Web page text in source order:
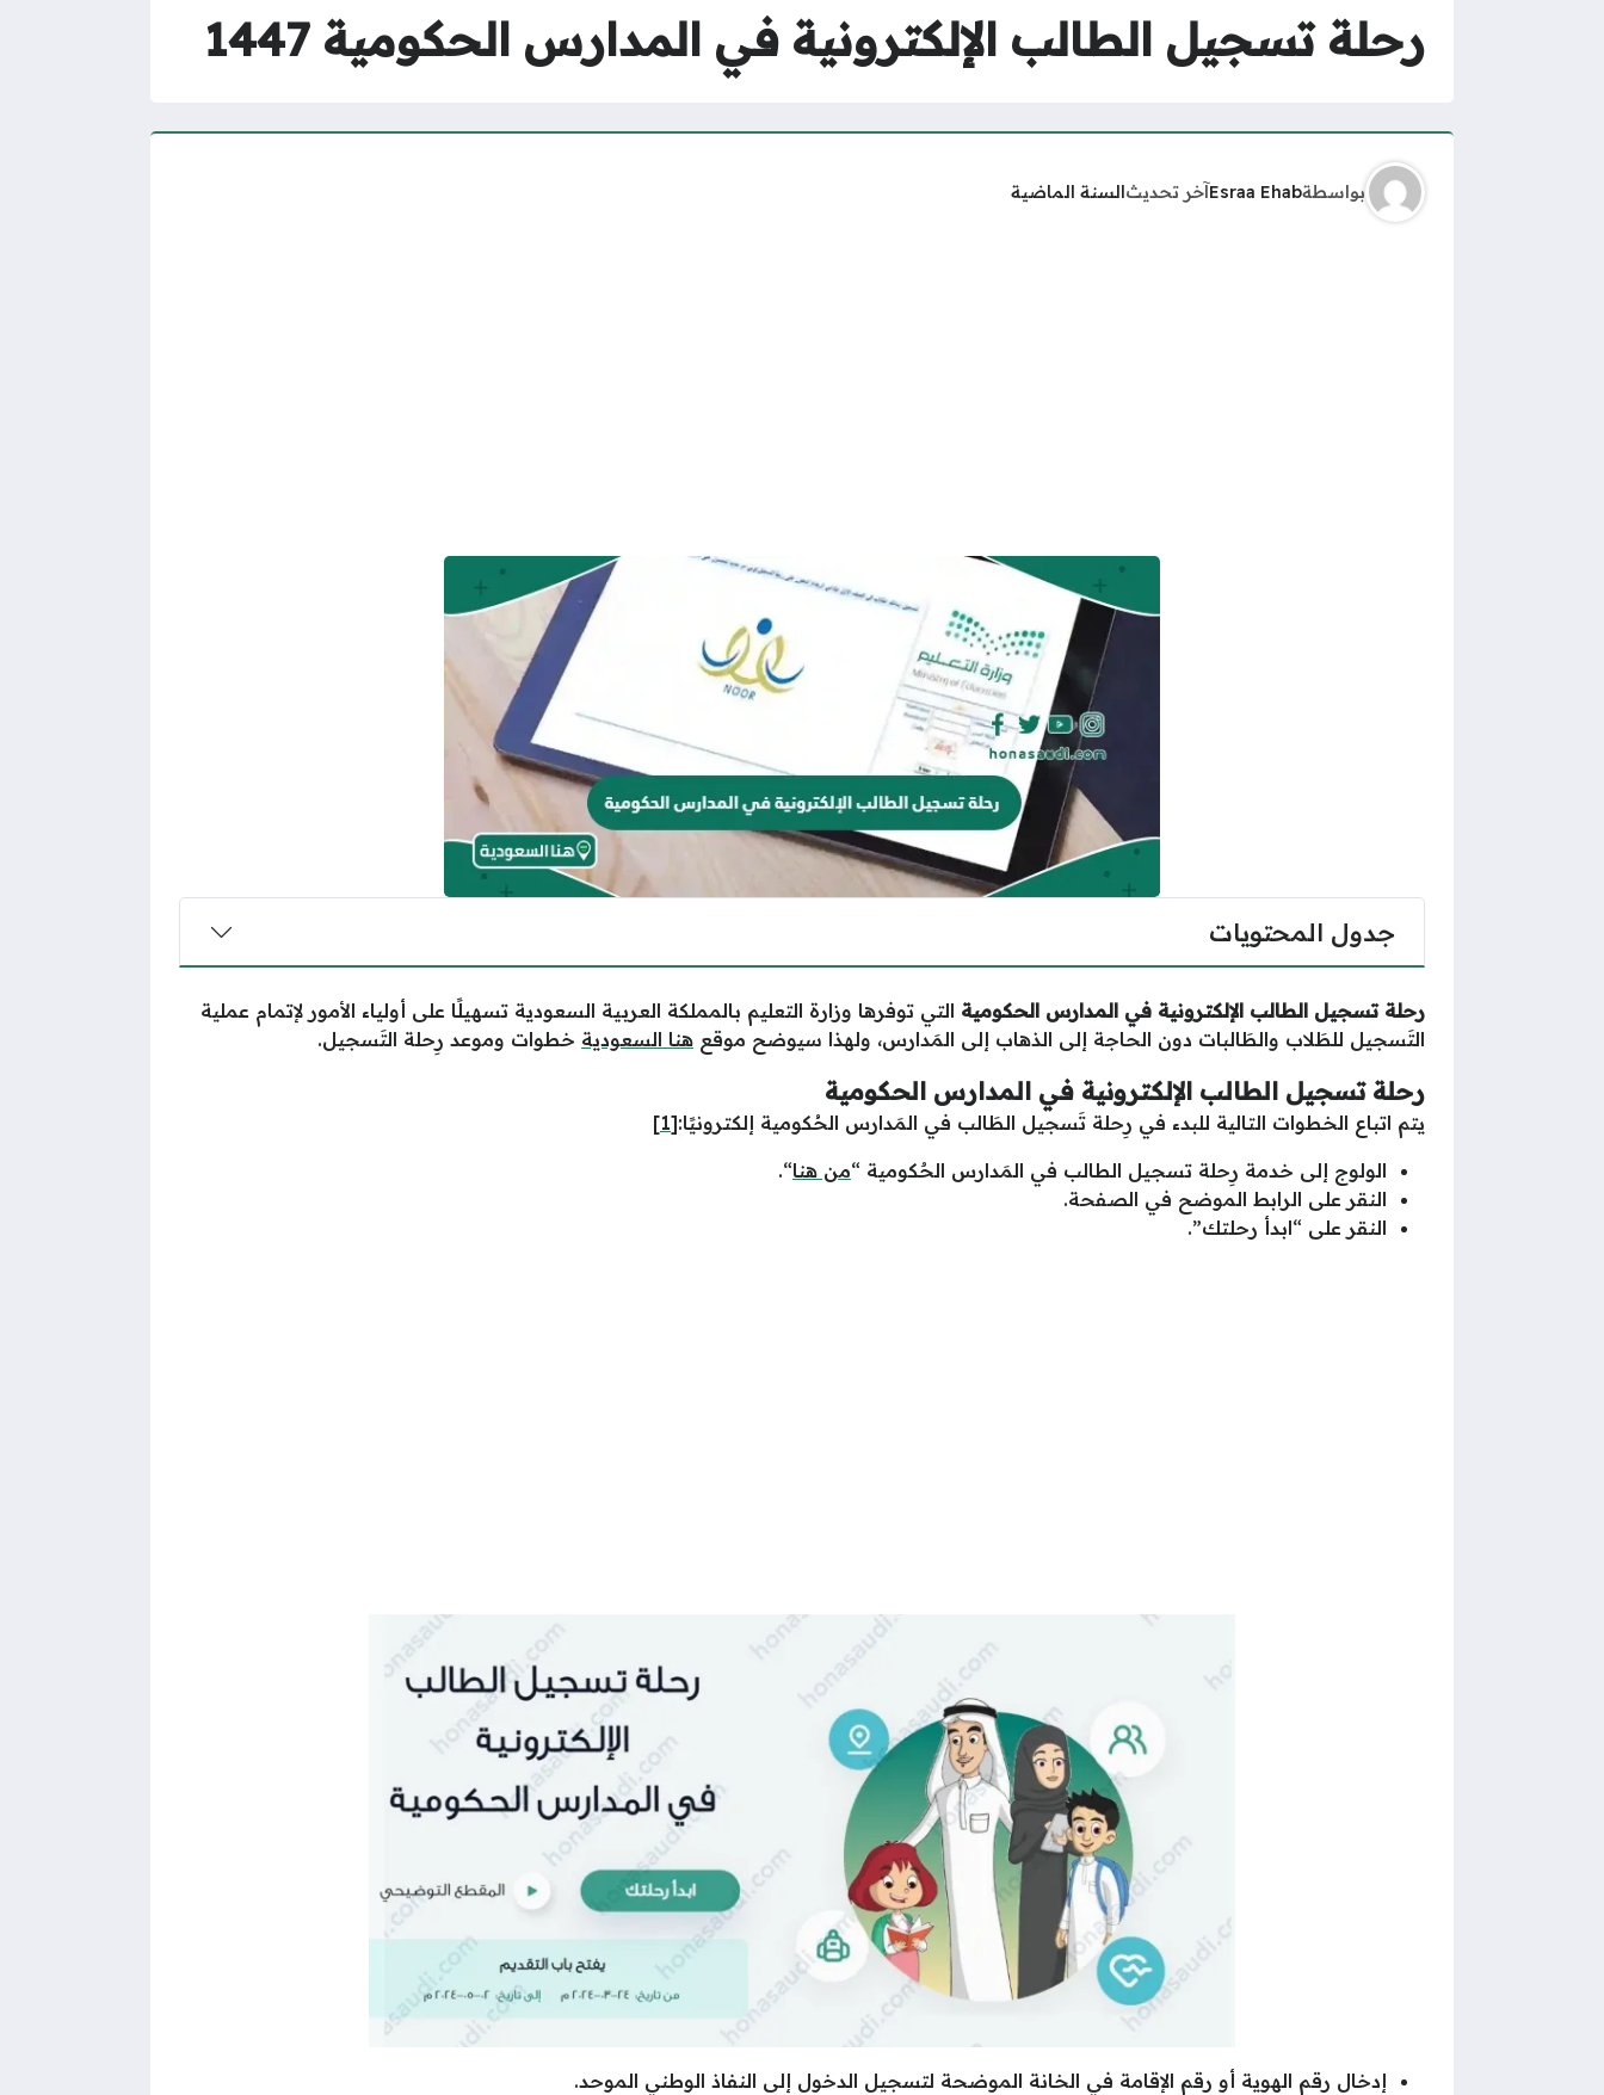
رحلة تسجيل الطالب الإلكترونية في المدارس الحكومية 1447
بواسطةEsraa Ehabآخر تحديثالسنة الماضية
جدول المحتويات
رحلة تسجيل الطالب الإلكترونية في المدارس الحكومية التي توفرها وزارة التعليم بالمملكة العربية السعودية تسهيلًا على أولياء الأمور لإتمام عملية
التَسجيل للطَلاب والطَالبات دون الحاجة إلى الذهاب إلى المَدارس، ولهذا سيوضح موقع هنا السعودية خطوات وموعد رِحلة التَسجيل.
رحلة تسجيل الطالب الإلكترونية في المدارس الحكومية
يتم اتباع الخطوات التالية للبدء في رِحلة تَسجيل الطَالب في المَدارس الحُكومية إلكترونيًا:[1]
الولوج إلى خدمة رِحلة تسجيل الطالب في المَدارس الحٌكومية “من هنا“.
النقر على الرابط الموضح في الصفحة.
النقر على “ابدأ رحلتك”.
إدخال رقم الهوية أو رقم الإقامة في الخانة الموضحة لتسجيل الدخول إلى النفاذ الوطني الموحد.